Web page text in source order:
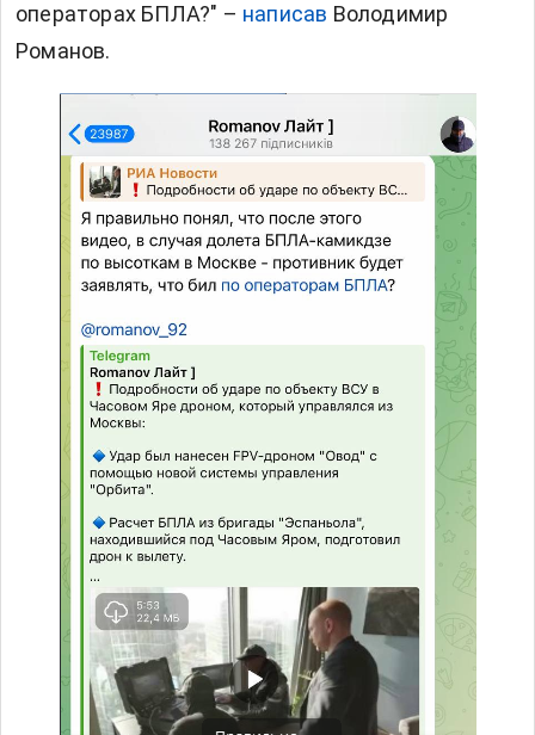
операторах БПЛА?" – написав Володимир
Романов.